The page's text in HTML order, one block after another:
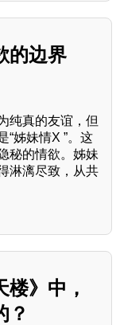
的边界
纯真的友谊，但
“姊妹情X ”。这
秘的情欲。姊妹
淋漓尽致，从共
》中，
？